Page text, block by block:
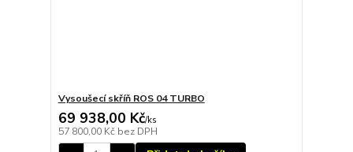
Vysoušecí skříň ROS 04 TURBO
69 938,00 Kč/ks
57 800,00 Kč bez DPH